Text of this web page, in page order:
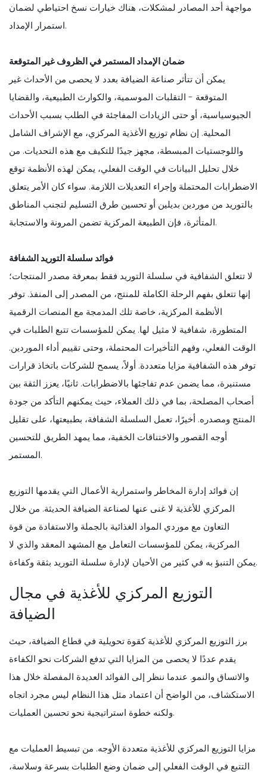
مواجهة أحد المصادر لمشكلات، هناك خيارات نسخ احتياطي لضمان
استمرار الإمداد.
ضمان الإمداد المستمر في الظروف غير المتوقعة
يمكن أن تتأثر صناعة الضيافة بعدد لا يحصى من الأحداث غير
المتوقعة - التقلبات الموسمية، والكوارث الطبيعية، والقضايا
الجيوسياسية، أو حتى الزيادات المفاجئة في الطلب بسبب الأحداث
المحلية. إن نظام توزيع الأغذية المركزي، مع الإشراف الشامل
واللوجستيات المبسطة، مجهز جيدًا للتكيف مع هذه التحديات. من
خلال تحليل البيانات في الوقت الفعلي، يمكن لهذه الأنظمة توقع
الاضطرابات المحتملة وإجراء التعديلات اللازمة. سواء كان الأمر يتعلق
بالتوريد من موردين بديلين أو تحسين طرق التسليم لتجنب المناطق
المتأثرة، فإن الطبيعة المركزية تضمن المرونة والاستجابة.
فوائد سلسلة التوريد الشفافة
لا تتعلق الشفافية في سلسلة التوريد فقط بمعرفة مصدر المنتجات؛
إنها تتعلق بفهم الرحلة الكاملة للمنتج، من المصدر إلى المنفذ. توفر
الأنظمة المركزية، خاصة تلك المدمجة مع المنصات الرقمية
المتطورة، شفافية لا مثيل لها. يمكن للمؤسسات تتبع الطلبات في
الوقت الفعلي، وفهم التأخيرات المحتملة، وحتى تقييم أداء الموردين.
توفر هذه الشفافية مزايا متعددة. أولاً، يسمح للشركات باتخاذ قرارات
مستنيرة، مما يضمن عدم تفاجئها بالاضطرابات. ثانيًا، يعزز الثقة بين
أصحاب المصلحة، بما في ذلك العملاء، حيث يمكنهم التأكد من جودة
المنتج ومصدره. أخيرًا، تعمل السلسلة الشفافة، بطبيعتها، على تقليل
أوجه القصور والاختناقات الخفية، مما يمهد الطريق للتحسين
المستمر.
إن فوائد إدارة المخاطر واستمرارية الأعمال التي يقدمها التوزيع
المركزي للأغذية لا غنى عنها لصناعة الضيافة الحديثة. من خلال
التعاون مع موردي المواد الغذائية بالجملة والاستفادة من قوة
المركزية، يمكن للمؤسسات التعامل مع المشهد المعقد والذي لا
يمكن التنبؤ به في كثير من الأحيان لإدارة سلسلة التوريد بثقة وكفاءة.
التوزيع المركزي للأغذية في مجال
الضيافة
برز التوزيع المركزي للأغذية كقوة تحويلية في قطاع الضيافة، حيث
يقدم عددًا لا يحصى من المزايا التي تدفع الشركات نحو الكفاءة
والاتساق والنمو. عندما ننظر إلى الفوائد العديدة المفصلة خلال هذا
الاستكشاف، من الواضح أن اعتماد مثل هذا النظام ليس مجرد اتجاه
ولكنه خطوة استراتيجية نحو تحسين العمليات.
مزايا التوزيع المركزي للأغذية متعددة الأوجه. من تبسيط العمليات مع
التتبع في الوقت الفعلي إلى ضمان وضع الطلبات بسرعة وسلاسة،